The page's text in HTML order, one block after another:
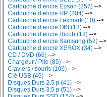
Cartouche d encre Epson (257) -->
Cartouche d encre HP (304) -->
Cartouche d encre Lexmark (10) -->
Cartouche d encre OKI (13) -->
Cartouche d encre Ricoh (13) -->
Cartouche d encre Samsung (52) -->
Cartouche d encre XEROX (34) -->
CD / DVD (66) -->
Chargeur / Pile (85) -->
Claviers / souris (106) -->
Clé USB (46) -->
Disques Durs 2.5 p (41) -->
Disques Durs 3.5 p (51) -->